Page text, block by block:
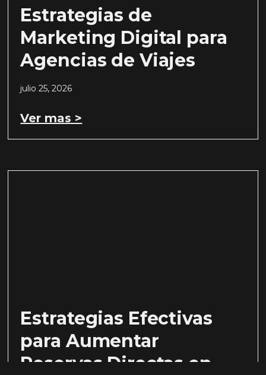
Estrategias de
Marketing Digital para
Agencias de Viajes
julio 25, 2026
Ver mas >
Estrategias Efectivas
para Aumentar
Reservas Directas en